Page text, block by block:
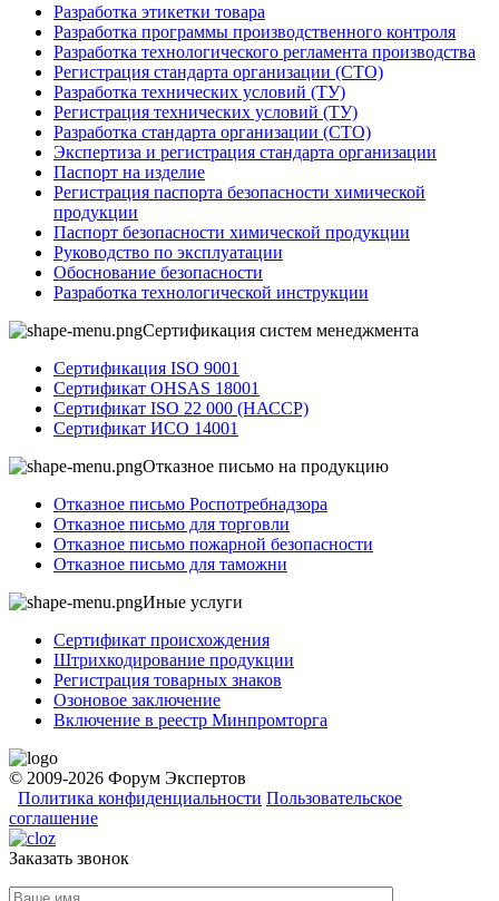
Разработка этикетки товара
Разработка программы производственного контроля
Разработка технологического регламента производства
Регистрация стандарта организации (СТО)
Разработка технических условий (ТУ)
Регистрация технических условий (ТУ)
Разработка стандарта организации (СТО)
Экспертиза и регистрация стандарта организации
Паспорт на изделие
Регистрация паспорта безопасности химической
продукции
Паспорт безопасности химической продукции
Руководство по эксплуатации
Обоснование безопасности
Разработка технологической инструкции
Сертификация систем менеджмента
Сертификация ISO 9001
Сертификат OHSAS 18001
Сертификат ISO 22 000 (НАССР)
Сертификат ИСО 14001
Отказное письмо на продукцию
Отказное письмо Роспотребнадзора
Отказное письмо для торговли
Отказное письмо пожарной безопасности
Отказное письмо для таможни
Иные услуги
Сертификат происхождения
Штрихкодирование продукции
Регистрация товарных знаков
Озоновое заключение
Включение в реестр Минпромторга
© 2009-2026 Форум Экспертов
Политика конфиденциальности Пользовательское
соглашение
Заказать звонок